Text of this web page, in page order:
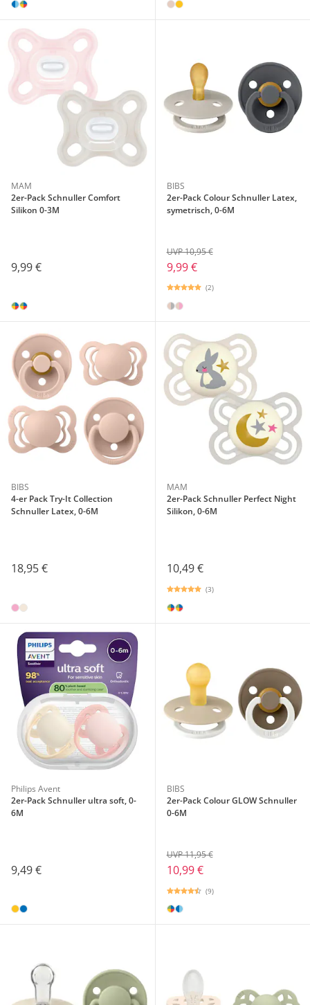
MAM
2er-Pack Schnuller Comfort
Silikon 0-3M
9,99 €
BIBS
2er-Pack Colour Schnuller Latex,
symetrisch, 0-6M
9,99 €
UVP 10,95 €
(2)
BIBS
4-er Pack Try-It Collection
Schnuller Latex, 0-6M
18,95 €
MAM
2er-Pack Schnuller Perfect Night
Silikon, 0-6M
10,49 €
(3)
Philips Avent
2er-Pack Schnuller ultra soft, 0-
6M
9,49 €
BIBS
2er-Pack Colour GLOW Schnuller
0-6M
10,99 €
UVP 11,95 €
(9)